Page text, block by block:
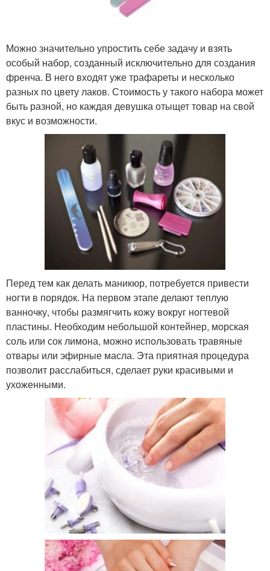
Можно значительно упростить себе задачу и взять
особый набор, созданный исключительно для создания
френча. В него входят уже трафареты и несколько
разных по цвету лаков. Стоимость у такого набора может
быть разной, но каждая девушка отыщет товар на свой
вкус и возможности.
Перед тем как делать маникюр, потребуется привести
ногти в порядок. На первом этапе делают теплую
ванночку, чтобы размягчить кожу вокруг ногтевой
пластины. Необходим небольшой контейнер, морская
соль или сок лимона, можно использовать травяные
отвары или эфирные масла. Эта приятная процедура
позволит расслабиться, сделает руки красивыми и
ухоженными.